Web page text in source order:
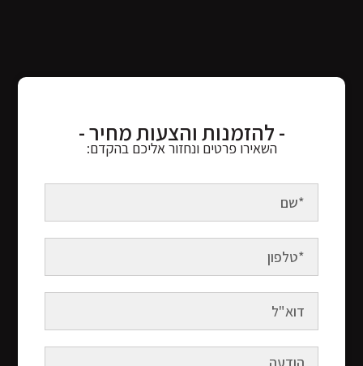
- להזמנות והצעות מחיר -
השאירו פרטים ונחזור אליכם בהקדם: